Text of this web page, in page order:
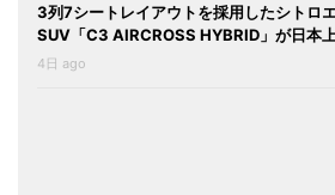
3列7シートレイアウトを採用したシトロ
SUV「C3 AIRCROSS HYBRID」が日本
4日 ago